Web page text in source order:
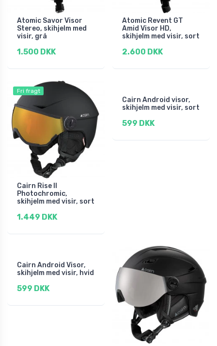
Atomic Savor Visor
Stereo, skihjelm med
visir, grå
1.500 DKK
Atomic Revent GT
Amid Visor HD,
skihjelm med visir, sort
2.600 DKK
Fri fragt
Cairn Rise II
Photochromic,
skihjelm med visir, sort
1.449 DKK
Cairn Android visor,
skihjelm med visir, sort
599 DKK
Cairn Android Visor,
skihjelm med visir, hvid
599 DKK